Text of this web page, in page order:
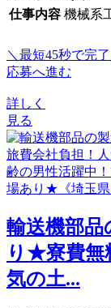
仕事内容 機械系
＼最短45秒で完
応募へ進む
詳しく
見る
輸送機部品
り★寮費無
気の土...